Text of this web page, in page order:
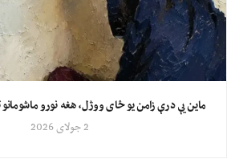
ماین یې درې زامن یو ځای ووژل، هغه نورو
2 جولای 2026